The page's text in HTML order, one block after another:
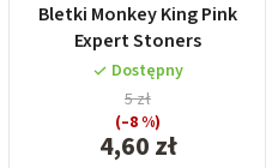
Bletki Monkey King Pink
Expert Stoners
Dostępny
4,60 zł
5 zł
(–8 %)